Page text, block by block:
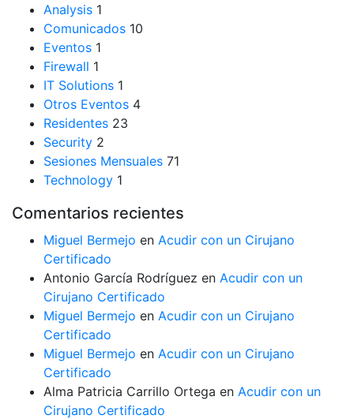
Analysis 1
Comunicados 10
Eventos 1
Firewall 1
IT Solutions 1
Otros Eventos 4
Residentes 23
Security 2
Sesiones Mensuales 71
Technology 1
Comentarios recientes
Miguel Bermejo en Acudir con un Cirujano
Certificado
Antonio García Rodríguez en Acudir con un
Cirujano Certificado
Miguel Bermejo en Acudir con un Cirujano
Certificado
Miguel Bermejo en Acudir con un Cirujano
Certificado
Alma Patricia Carrillo Ortega en Acudir con un
Cirujano Certificado